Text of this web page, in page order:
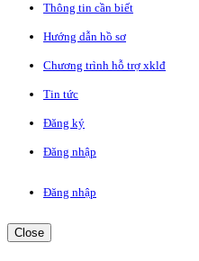
Thông tin cần biết
Hướng dẫn hồ sơ
Chương trình hỗ trợ xklđ
Tin tức
Đăng ký
Đăng nhập
Đăng nhập
Close